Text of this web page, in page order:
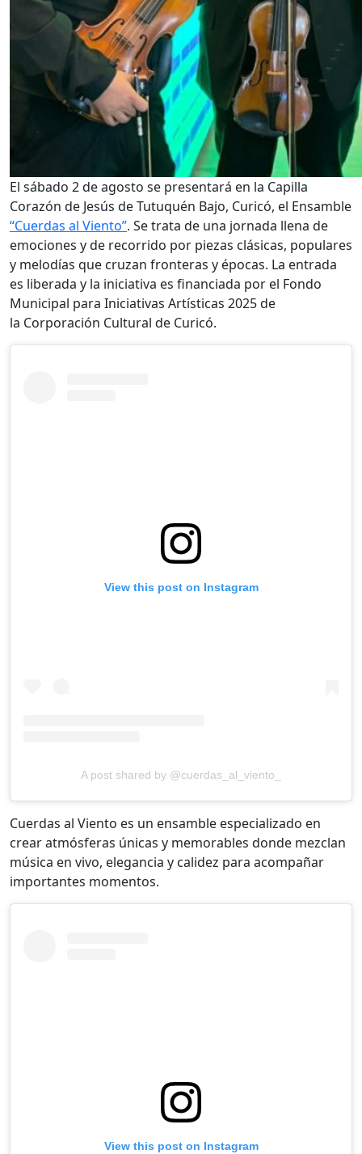
El sábado 2 de agosto se presentará en la Capilla
Corazón de Jesús de Tutuquén Bajo, Curicó, el Ensamble
“Cuerdas al Viento”. Se trata de una jornada llena de
emociones y de recorrido por piezas clásicas, populares
y melodías que cruzan fronteras y épocas. La entrada
es liberada y la iniciativa es financiada por el Fondo
Municipal para Iniciativas Artísticas 2025 de
la Corporación Cultural de Curicó.
View this post on Instagram
A post shared by @cuerdas_al_viento_
Cuerdas al Viento es un ensamble especializado en
crear atmósferas únicas y memorables donde mezclan
música en vivo, elegancia y calidez para acompañar
importantes momentos.
View this post on Instagram